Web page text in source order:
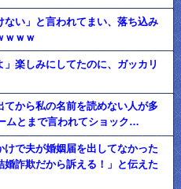
い」と言われてまい、落ち込み
ｗｗｗ
楽しみにしてたのに、ガッカリ
から私の名前を読めない人が多
ムとまで言われてショック…
で夫が婚姻届を出してなかった
詐欺だから訴える！」と伝えた